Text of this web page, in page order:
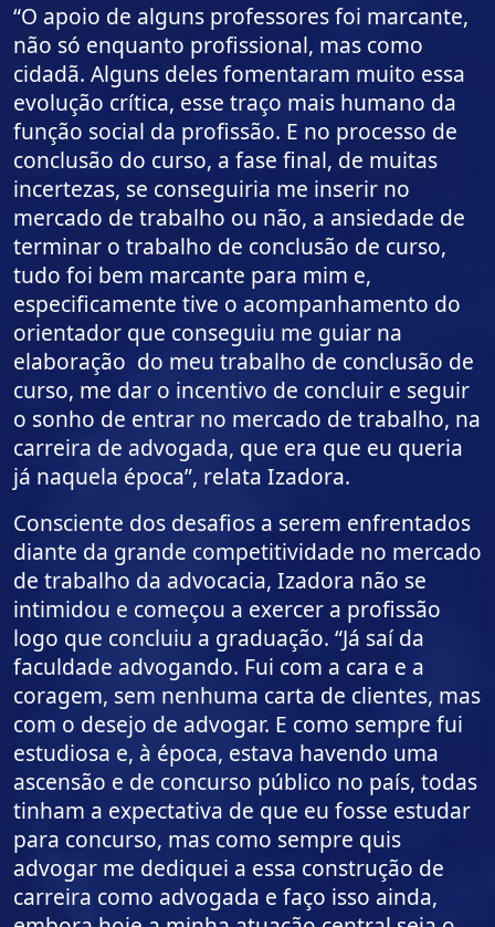
“O apoio de alguns professores foi marcante,
não só enquanto profissional, mas como
cidadã. Alguns deles fomentaram muito essa
evolução crítica, esse traço mais humano da
função social da profissão. E no processo de
conclusão do curso, a fase final, de muitas
incertezas, se conseguiria me inserir no
mercado de trabalho ou não, a ansiedade de
terminar o trabalho de conclusão de curso,
tudo foi bem marcante para mim e,
especificamente tive o acompanhamento do
orientador que conseguiu me guiar na
elaboração do meu trabalho de conclusão de
curso, me dar o incentivo de concluir e seguir
o sonho de entrar no mercado de trabalho, na
carreira de advogada, que era que eu queria
já naquela época”, relata Izadora.
Consciente dos desafios a serem enfrentados
diante da grande competitividade no mercado
de trabalho da advocacia, Izadora não se
intimidou e começou a exercer a profissão
logo que concluiu a graduação. “Já saí da
faculdade advogando. Fui com a cara e a
coragem, sem nenhuma carta de clientes, mas
com o desejo de advogar. E como sempre fui
estudiosa e, à época, estava havendo uma
ascensão e de concurso público no país, todas
tinham a expectativa de que eu fosse estudar
para concurso, mas como sempre quis
advogar me dediquei a essa construção de
carreira como advogada e faço isso ainda,